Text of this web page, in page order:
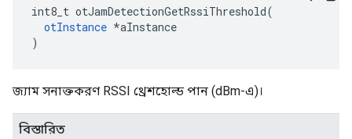
int8_t otJamDetectionGetRssiThreshold(
otInstance *aInstance
)
জ্যাম সনাক্তকরণ RSSI থ্রেশহোল্ড পান (dBm-এ)।
বিস্তারিত